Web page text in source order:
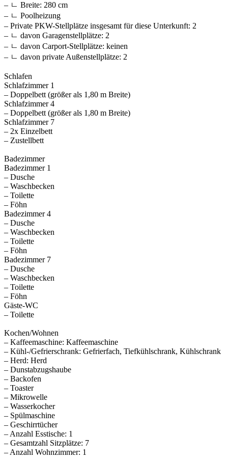
– ㄴ Breite: 280 cm
– ㄴ Poolheizung
– Private PKW-Stellplätze insgesamt für diese Unterkunft: 2
– ㄴ davon Garagenstellplätze: 2
– ㄴ davon Carport-Stellplätze: keinen
– ㄴ davon private Außen­stellplätze: 2
Schlafen
Schlafzimmer 1
– Doppelbett (größer als 1,80 m Breite)
Schlafzimmer 4
– Doppelbett (größer als 1,80 m Breite)
Schlafzimmer 7
– 2x Einzelbett
– Zustellbett
Badezimmer
Badezimmer 1
– Dusche
– Waschbecken
– Toilette
– Föhn
Badezimmer 4
– Dusche
– Waschbecken
– Toilette
– Föhn
Badezimmer 7
– Dusche
– Waschbecken
– Toilette
– Föhn
Gäste-WC
– Toilette
Kochen/Wohnen
– Kaffeemaschine: Kaffeemaschine
– Kühl-/Gefrierschrank: Gefrierfach, Tiefkühlschrank, Kühlschrank
– Herd: Herd
– Dunstabzugshaube
– Backofen
– Toaster
– Mikrowelle
– Wasserkocher
– Spülmaschine
– Geschirrtücher
– Anzahl Esstische: 1
– Gesamtzahl Sitzplätze: 7
– Anzahl Wohnzimmer: 1